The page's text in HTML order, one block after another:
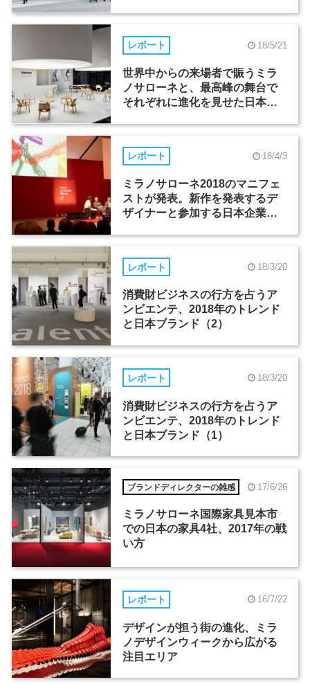
レポート 18/5/21
世界中からの来場者で賑うミラ
ノサローネと、最高峰の舞台で
それぞれに進化を見せた日本企
レポート 18/4/3
ミラノサローネ2018のマニフェ
ストが発表。新作を発表するデ
ザイナーと参加する日本企業に
レポート 18/3/20
消費財ビジネスの行方を占うア
ンビエンテ、2018年のトレンド
と日本ブランド（2）
レポート 18/3/20
消費財ビジネスの行方を占うア
ンビエンテ、2018年のトレンド
と日本ブランド（1）
ブランドディレクターの雑感 17/6/26
ミラノサローネ国際家具見本市
での日本の家具4社、2017年の戦
い方
レポート 16/7/22
デザインが担う街の進化、ミラ
ノデザインウィークから広がる
注目エリア